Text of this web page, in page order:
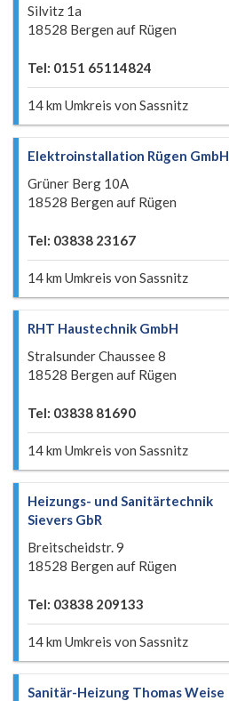
Silvitz 1a
18528 Bergen auf Rügen
Tel: 0151 65114824
14 km Umkreis von Sassnitz
Elektroinstallation Rügen GmbH
Grüner Berg 10A
18528 Bergen auf Rügen
Tel: 03838 23167
14 km Umkreis von Sassnitz
RHT Haustechnik GmbH
Stralsunder Chaussee 8
18528 Bergen auf Rügen
Tel: 03838 81690
14 km Umkreis von Sassnitz
Heizungs- und Sanitärtechnik
Sievers GbR
Breitscheidstr. 9
18528 Bergen auf Rügen
Tel: 03838 209133
14 km Umkreis von Sassnitz
Sanitär-Heizung Thomas Weise